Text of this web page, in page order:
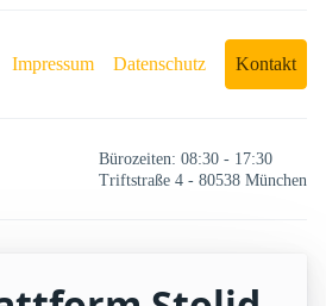
Impressum Datenschutz Kontakt
Bürozeiten: 08:30 - 17:30
Triftstraße 4 - 80538 München